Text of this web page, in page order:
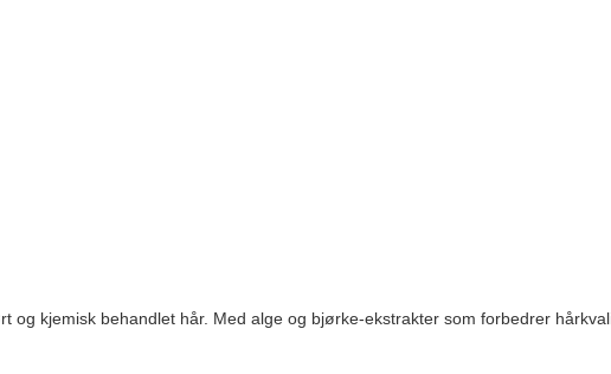
og kjemisk behandlet hår. Med alge og bjørke-ekstrakter som forbedrer